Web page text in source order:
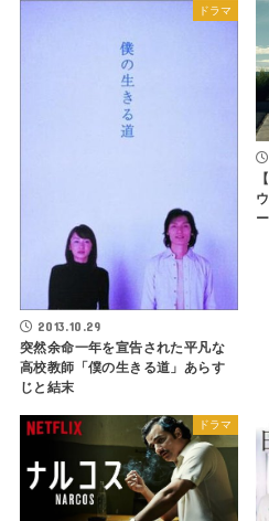
ドラマ
2013.10.29
突然余命一年を宣告された平凡な
高校教師「僕の生きる道」あらす
じと結末
ドラマ